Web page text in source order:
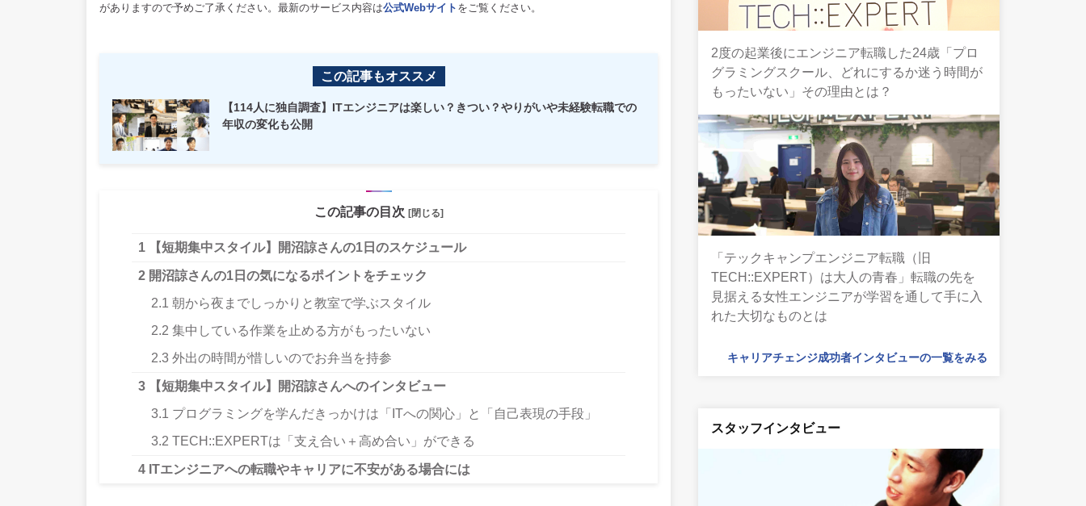
がありますので予めご了承ください。最新のサービス内容は公式Webサイト をご覧ください。
この記事もオススメ
【114人に独自調査】ITエンジニアは楽しい？きつい？やりがいや未経験転職での
年収の変化も公開
この記事の目次 [閉じる]
1 【短期集中スタイル】開沼諒さんの1日のスケジュール
2 開沼諒さんの1日の気になるポイントをチェック
2.1 朝から夜までしっかりと教室で学ぶスタイル
2.2 集中している作業を止める方がもったいない
2.3 外出の時間が惜しいのでお弁当を持参
3 【短期集中スタイル】開沼諒さんへのインタビュー
3.1 プログラミングを学んだきっかけは「ITへの関心」と「自己表現の手段」
3.2 TECH::EXPERTは「支え合い＋高め合い」ができる
4 ITエンジニアへの転職やキャリアに不安がある場合には
2度の起業後にエンジニア転職した24歳「プロ
グラミングスクール、どれにするか迷う時間が
もったいない」その理由とは？
「テックキャンプエンジニア転職（旧
TECH::EXPERT）は大人の青春」転職の先を
見据える女性エンジニアが学習を通して手に入
れた大切なものとは
キャリアチェンジ成功者インタビューの一覧をみる
スタッフインタビュー